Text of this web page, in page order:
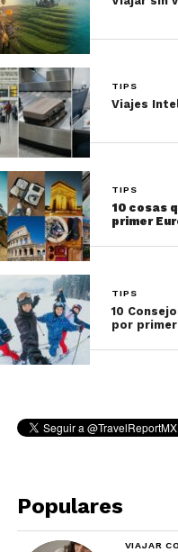
TIPS
Viajes
TIPS
10 cosas
primer
TIPS
10
por
Populares
VIAJAR